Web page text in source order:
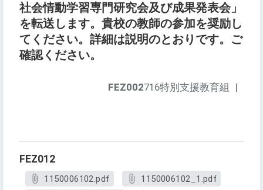
社会情動学習専門研究会及び成果発表会」
を転送します。貴校の教師の参加を奨励し
てください。詳細は説明のとおりです。ご
確認ください。
FEZ002716特別支援教育組 |
FEZ012
1150006102.pdf
1150006102_1.pdf